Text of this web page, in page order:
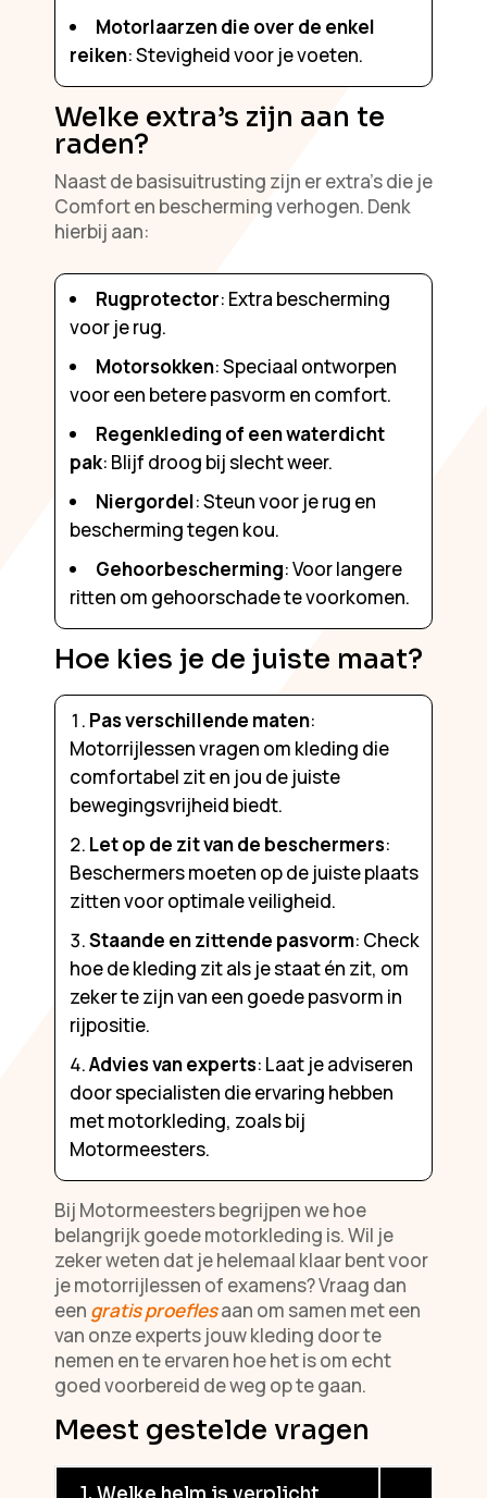
Motorlaarzen die over de enkel
reiken: Stevigheid voor je voeten.
Welke extra’s zijn aan te
raden?
Naast de basisuitrusting zijn er extra’s die je
Comfort en bescherming verhogen. Denk
hierbij aan:
Rugprotector: Extra bescherming
voor je rug.
Motorsokken: Speciaal ontworpen
voor een betere pasvorm en comfort.
Regenkleding of een waterdicht
pak: Blijf droog bij slecht weer.
Niergordel: Steun voor je rug en
bescherming tegen kou.
Gehoorbescherming: Voor langere
ritten om gehoorschade te voorkomen.
Hoe kies je de juiste maat?
Pas verschillende maten:
Motorrijlessen vragen om kleding die
comfortabel zit en jou de juiste
bewegingsvrijheid biedt.
Let op de zit van de beschermers:
Beschermers moeten op de juiste plaats
zitten voor optimale veiligheid.
Staande en zittende pasvorm: Check
hoe de kleding zit als je staat én zit, om
zeker te zijn van een goede pasvorm in
rijpositie.
Advies van experts: Laat je adviseren
door specialisten die ervaring hebben
met motorkleding, zoals bij
Motormeesters.
Bij Motormeesters begrijpen we hoe
belangrijk goede motorkleding is. Wil je
zeker weten dat je helemaal klaar bent voor
je motorrijlessen of examens? Vraag dan
een gratis proeflesaan om samen met een
van onze experts jouw kleding door te
nemen en te ervaren hoe het is om echt
goed voorbereid de weg op te gaan.
Meest gestelde vragen